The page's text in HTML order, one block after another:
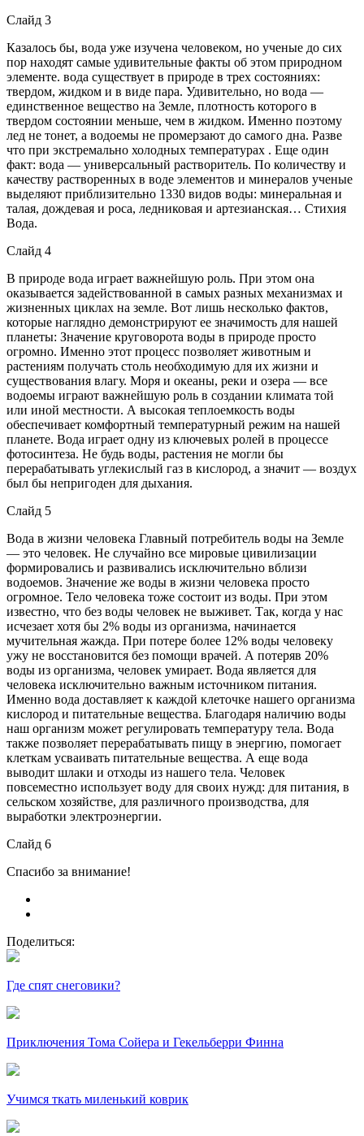
Слайд 3
Казалось бы, вода уже изучена человеком, но ученые до сих
пор находят самые удивительные факты об этом природном
элементе. вода существует в природе в трех состояниях:
твердом, жидком и в виде пара. Удивительно, но вода —
единственное вещество на Земле, плотность которого в
твердом состоянии меньше, чем в жидком. Именно поэтому
лед не тонет, а водоемы не промерзают до самого дна. Разве
что при экстремально холодных температурах . Еще один
факт: вода — универсальный растворитель. По количеству и
качеству растворенных в воде элементов и минералов ученые
выделяют приблизительно 1330 видов воды: минеральная и
талая, дождевая и роса, ледниковая и артезианская… Стихия
Вода.
Слайд 4
В природе вода играет важнейшую роль. При этом она
оказывается задействованной в самых разных механизмах и
жизненных циклах на земле. Вот лишь несколько фактов,
которые наглядно демонстрируют ее значимость для нашей
планеты: Значение круговорота воды в природе просто
огромно. Именно этот процесс позволяет животным и
растениям получать столь необходимую для их жизни и
существования влагу. Моря и океаны, реки и озера — все
водоемы играют важнейшую роль в создании климата той
или иной местности. А высокая теплоемкость воды
обеспечивает комфортный температурный режим на нашей
планете. Вода играет одну из ключевых ролей в процессе
фотосинтеза. Не будь воды, растения не могли бы
перерабатывать углекислый газ в кислород, а значит — воздух
был бы непригоден для дыхания.
Слайд 5
Вода в жизни человека Главный потребитель воды на Земле
— это человек. Не случайно все мировые цивилизации
формировались и развивались исключительно вблизи
водоемов. Значение же воды в жизни человека просто
огромное. Тело человека тоже состоит из воды. При этом
известно, что без воды человек не выживет. Так, когда у нас
исчезает хотя бы 2% воды из организма, начинается
мучительная жажда. При потере более 12% воды человеку
ужу не восстановится без помощи врачей. А потеряв 20%
воды из организма, человек умирает. Вода является для
человека исключительно важным источником питания.
Именно вода доставляет к каждой клеточке нашего организма
кислород и питательные вещества. Благодаря наличию воды
наш организм может регулировать температуру тела. Вода
также позволяет перерабатывать пищу в энергию, помогает
клеткам усваивать питательные вещества. А еще вода
выводит шлаки и отходы из нашего тела. Человек
повсеместно использует воду для своих нужд: для питания, в
сельском хозяйстве, для различного производства, для
выработки электроэнергии.
Слайд 6
Спасибо за внимание!
Поделиться:
Где спят снеговики?
Приключения Тома Сойера и Гекельберри Финна
Учимся ткать миленький коврик